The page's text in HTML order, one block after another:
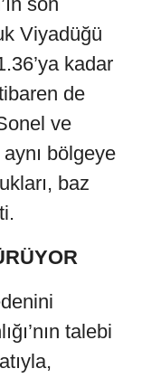
Viyadüğü
kadar
de
ve
bölgeye
baz
talebi